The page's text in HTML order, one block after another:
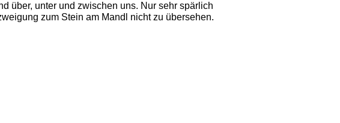
über, unter und zwischen uns. Nur sehr spärlich
zum Stein am Mandl nicht zu übersehen.